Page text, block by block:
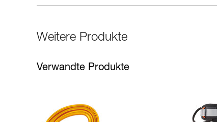
Weitere Produkte
Verwandte Produkte